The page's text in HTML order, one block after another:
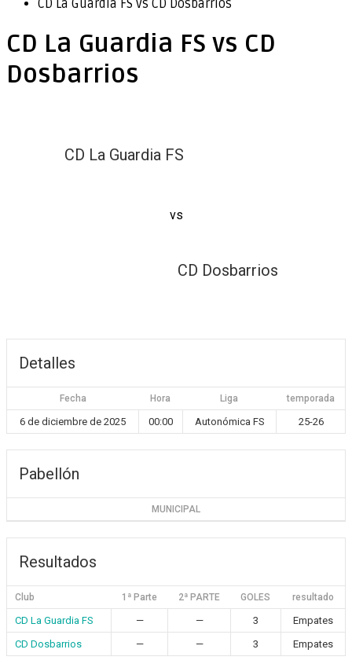
CD La Guardia FS vs CD Dosbarrios
CD La Guardia FS vs CD
Dosbarrios
CD La Guardia FS
vs
CD Dosbarrios
Detalles
Fecha Hora Liga temporada
6 de diciembre de 2025 00:00 Autonómica FS 25-26
Pabellón
MUNICIPAL
Resultados
Club 1ª Parte 2ª PARTE GOLES resultado
CD La Guardia FS — — 3
Empates
CD Dosbarrios
— — 3 Empates